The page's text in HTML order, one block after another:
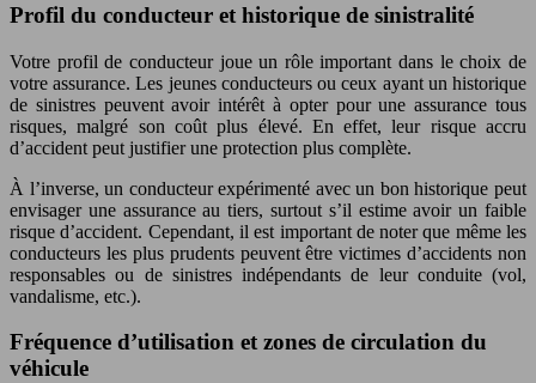
Profil du conducteur et historique de sinistralité
Votre profil de conducteur joue un rôle important dans le choix de
votre assurance. Les jeunes conducteurs ou ceux ayant un historique
de sinistres peuvent avoir intérêt à opter pour une assurance tous
risques, malgré son coût plus élevé. En effet, leur risque accru
d’accident peut justifier une protection plus complète.
À l’inverse, un conducteur expérimenté avec un bon historique peut
envisager une assurance au tiers, surtout s’il estime avoir un faible
risque d’accident. Cependant, il est important de noter que même les
conducteurs les plus prudents peuvent être victimes d’accidents non
responsables ou de sinistres indépendants de leur conduite (vol,
vandalisme, etc.).
Fréquence d’utilisation et zones de circulation du
véhicule